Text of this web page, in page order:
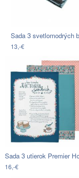
13,-€
16,-€